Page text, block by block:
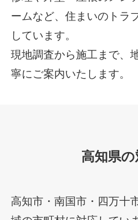
ームなど、住まいのトラ
しています。
現地調査から施工まで、
寧にご案内いたします。
高知県
高知市・南国市・四万十